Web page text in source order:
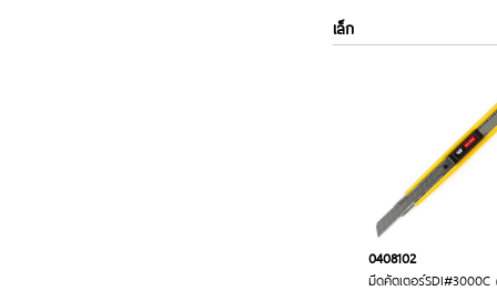
เล็ก
0408102
มีดคัตเตอร์